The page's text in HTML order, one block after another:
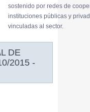
sostenido por redes de
instituciones públicas y
vinculadas al sector.
DE
2015 -